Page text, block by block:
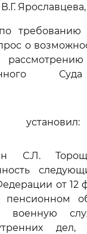
Ярославцева,
требованию
о
установил:
С.Л.
от 12
военную
дел,